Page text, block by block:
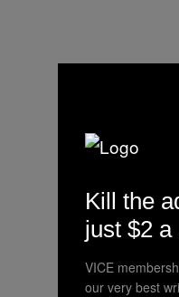
Kill the
just $2 a
VICE
our very best